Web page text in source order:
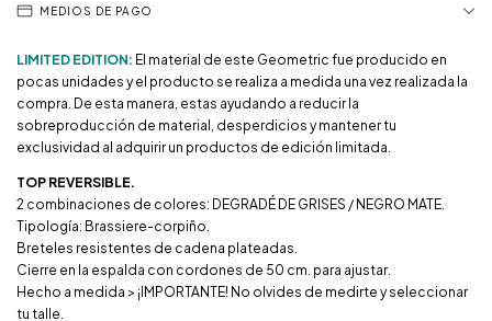
MEDIOS DE PAGO
LIMITED EDITION: El material de este Geometric fue producido en
pocas unidades y el producto se realiza a medida una vez realizada la
compra. De esta manera, estas ayudando a reducir la
sobreproducción de material, desperdicios y mantener tu
exclusividad al adquirir un productos de edición limitada.
TOP REVERSIBLE.
2 combinaciones de colores: DEGRADÉ DE GRISES / NEGRO MATE.
Tipología: Brassiere-corpiño.
Breteles resistentes de cadena plateadas.
Cierre en la espalda con cordones de 50 cm. para ajustar.
Hecho a medida > ¡IMPORTANTE! No olvides de medirte y seleccionar
tu talle.